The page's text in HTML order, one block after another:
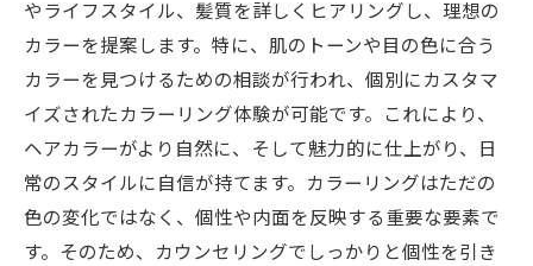
やライフスタイル、髪質を詳しくヒアリングし、理想の
カラーを提案します。特に、肌のトーンや目の色に合う
カラーを見つけるための相談が行われ、個別にカスタマ
イズされたカラーリング体験が可能です。これにより、
ヘアカラーがより自然に、そして魅力的に仕上がり、日
常のスタイルに自信が持てます。カラーリングはただの
色の変化ではなく、個性や内面を反映する重要な要素で
す。そのため、カウンセリングでしっかりと個性を引き